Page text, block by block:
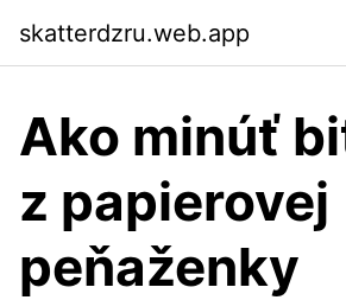
skatterdzru.web.app
Ako minúť
z papierovej
peňaženky